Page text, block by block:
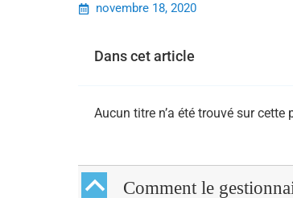
novembre 18, 2020
Dans cet article
Aucun titre n’a été trouvé sur cette
B
Comment le